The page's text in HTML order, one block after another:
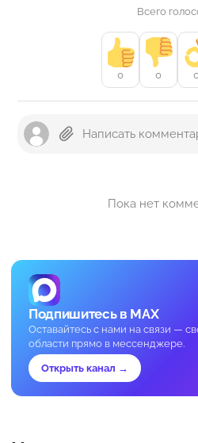
Всего
0 0
Пока нет
Подпишитесь в MAX
Оставайтесь с нами на связи —
области прямо в мессенджере.
Открыть канал →